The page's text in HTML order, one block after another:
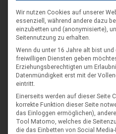
Wir nutzen Cookies auf unserer
essenziell, während andere dazu
einzubetten und (anonymisierte),
Seitennutzung zu erhalten.
Wenn du unter 16 Jahre alt bist
freiwilligen Diensten geben
Erziehungsberechtigten um
Datenmündigkeit erst mit der
eintritt.
Einerseits werden auf dieser Seite
korrekte Funktion dieser Seite
das Einloggen ermöglichen),
Tool Matomo, welches die
die das Einbetten von Social